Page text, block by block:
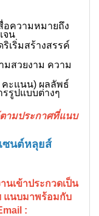
อความหมายถึง
จน
เริ่มสร้างสรรค์
มสวยงาม ความ
คะแนน) ผลลัพธ์
รูปแบบต่างๆ
ตามประกาศที่แนบ
เซนต์หลุยส์
นเข้าประกวดเป็น
แนบมาพร้อมกับ
: